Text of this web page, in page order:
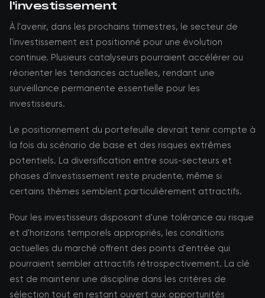
l'investissement
À l'avenir, dans les prochains trimestres, le secteur de
l'investissement est positionné pour une évolution
continue. Plusieurs catalyseurs pourraient accélérer ou
réorienter les tendances actuelles, rendant une
surveillance permanente essentielle pour les
investisseurs.
Le positionnement du portefeuille devrait tenir compte à
la fois du scénario de base et des risques extrêmes
potentiels. La diversification entre sous-secteurs et
phases d'investissement reste prudente, même si
certains thèmes semblent particulièrement attractifs.
Pour les investisseurs disposant d'une tolérance au risque
et d'horizons temporels appropriés, les conditions
actuelles du marché offrent des points d'entrée qui
pourraient sembler attractifs rétrospectivement. La clé
est de maintenir une discipline dans les critères de
sélection tout en restant ouvert aux opportunités